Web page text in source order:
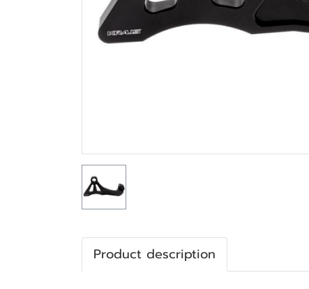
Product description